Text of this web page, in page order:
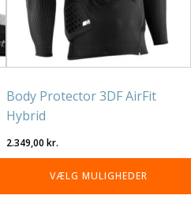
Body Protector 3DF AirFit
Hybrid
2.349,00kr.
VÆLG MULIGHEDER
kan
vælges
varesiden